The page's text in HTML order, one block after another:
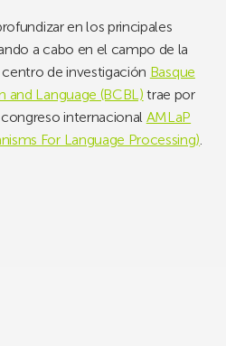
en los principales
a cabo en el campo de la
de investigación Basque
and Language (BCBL) trae por
internacional AMLaP
For Language Processing).